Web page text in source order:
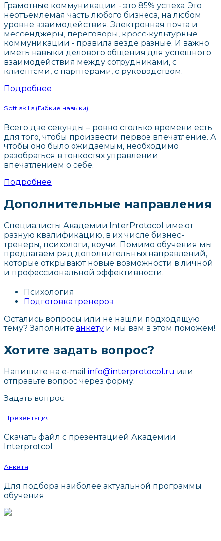
Грамотные коммуникации - это 85% успеха. Это
неотъемлемая часть любого бизнеса, на любом
уровне взаимодействия. Электронная почта и
мессенджеры, переговоры, кросс-культурные
коммуникации - правила везде разные. И важно
иметь навыки делового общения для успешного
взаимодействия между сотрудниками, с
клиентами, с партнерами, с руководством.
Подробнее
Soft skills (Гибкие навыки)
Всего две секунды – ровно столько времени есть
для того, чтобы произвести первое впечатление. А
чтобы оно было ожидаемым, необходимо
разобраться в тонкостях управлении
впечатлением о себе.
Подробнее
Дополнительные направления
Специалисты Академии InterProtocol имеют
разную квалификацию, в их числе бизнес-
тренеры, психологи, коучи. Помимо обучения мы
предлагаем ряд дополнительных направлений,
которые открывают новые возможности в личной
и профессиональной эффективности.
Психология
Подготовка тренеров
Остались вопросы или не нашли подходящую
тему? Заполните анкету и мы вам в этом поможем!
Хотите задать вопрос?
Напишите на e-mail info@interprotocol.ru или
отправьте вопрос через форму.
Задать вопрос
Презентация
Скачать файл с презентацией Академии
Interprotcol
Анкета
Для подбора наиболее актуальной программы
обучения